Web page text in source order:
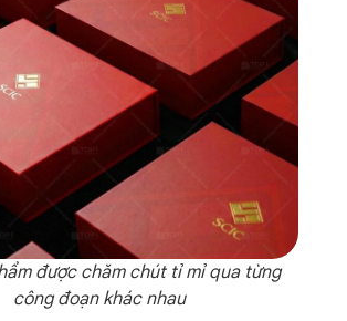
được chăm chút tỉ mỉ qua từng
công đoạn khác nhau